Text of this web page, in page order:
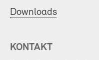
Downloads
KONTAKT